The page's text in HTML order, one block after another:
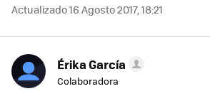
Actualizado 16 Agosto 2017, 18:21
Érika García
Colaboradora